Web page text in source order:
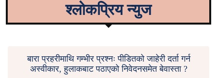
श्लोकप्रिय न्युज
बारा प्रहरीमाथि गम्भीर प्रश्नः पीडितको जाहेरी दर्ता गर्न
अस्वीकार, हुलाकबाट पठाएको निवेदनसमेत बेवास्ता ?